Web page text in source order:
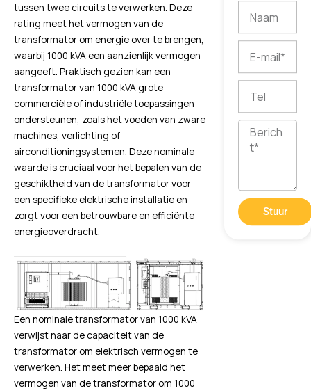
tussen twee circuits te verwerken. Deze
rating meet het vermogen van de
transformator om energie over te brengen,
waarbij 1000 kVA een aanzienlijk vermogen
aangeeft. Praktisch gezien kan een
transformator van 1000 kVA grote
commerciële of industriële toepassingen
ondersteunen, zoals het voeden van zware
machines, verlichting of
airconditioningsystemen. Deze nominale
waarde is cruciaal voor het bepalen van de
geschiktheid van de transformator voor
een specifieke elektrische installatie en
zorgt voor een betrouwbare en efficiënte
energieoverdracht.
Een nominale transformator van 1000 kVA
verwijst naar de capaciteit van de
transformator om elektrisch vermogen te
verwerken. Het meet meer bepaald het
vermogen van de transformator om 1000
mail
Bericht
Stuur